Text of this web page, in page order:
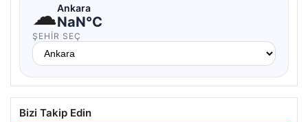
☁Ankara
NaN°C
ŞEHIR SEÇ
Bizi Takip Edin